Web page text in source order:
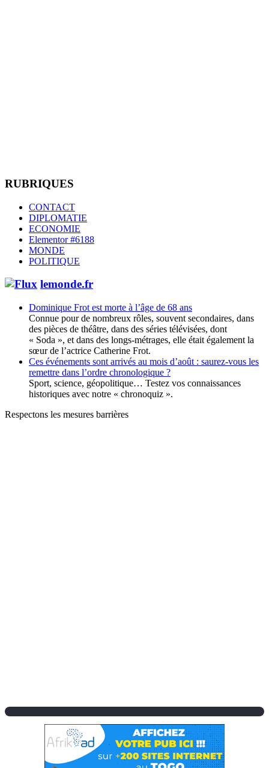
RUBRIQUES
CONTACT
DIPLOMATIE
ECONOMIE
Elementor #6188
MONDE
POLITIQUE
lemonde.fr
Dominique Frot est morte à l’âge de 68 ans
Connue pour de nombreux rôles, souvent secondaires, dans
des pièces de théâtre, dans des séries télévisées, dont
« Soda », et dans des longs-métrages, elle était également la
sœur de l’actrice Catherine Frot.
Ces événements sont arrivés au mois d’août : saurez-vous les
remettre dans l’ordre chronologique ?
Sport, science, géopolitique… Testez vos connaissances
historiques avec notre « chronoquiz ».
Respectons les mesures barrières